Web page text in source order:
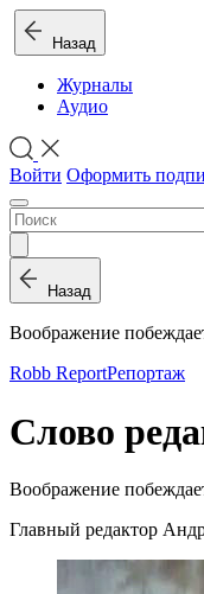
Назад
Журналы
Аудио
Войти Оформить
Назад
Воображение
Robb ReportРепортаж
Слово
Воображение
Главный редактор